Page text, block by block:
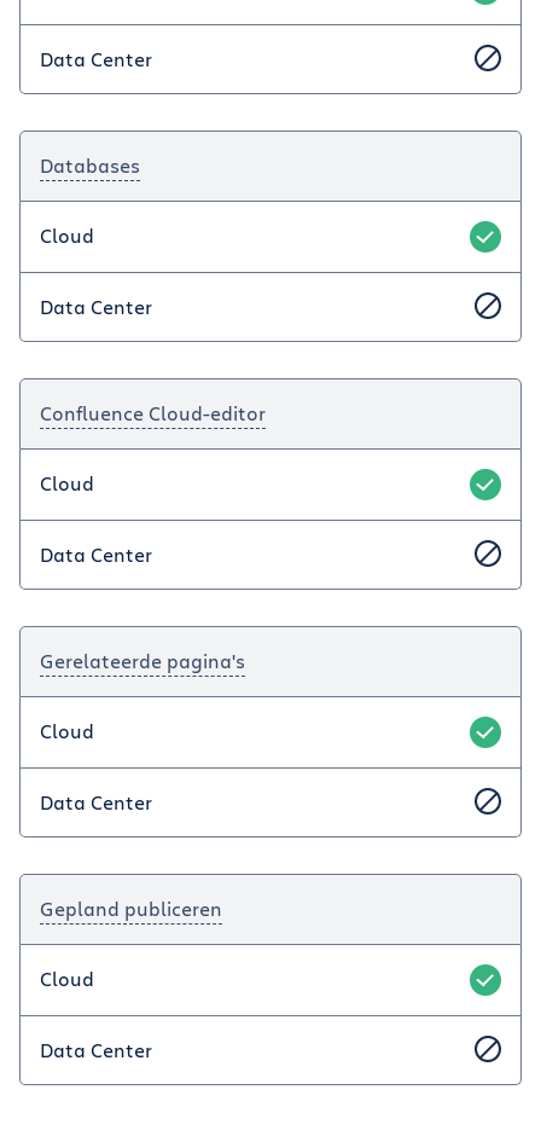
Data Center
Databases
Cloud
Data Center
Confluence Cloud-editor
Cloud
Data Center
Gerelateerde pagina's
Cloud
Data Center
Gepland publiceren
Cloud
Data Center